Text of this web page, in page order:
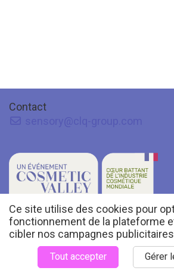
Contact
© 2027 COSMETIC VALLEY - All rights reserved -
Mentions légales
Ce site utilise des cookies pour
fonctionnement de la plateforme
cibler nos campagnes
Tout accepter Gérer